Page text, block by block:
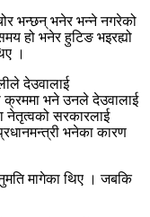
भन्छन् भनेर भन्ने नगरेको
हो भनेर हुटिङ भइरह्यो
।
देउवालाई
क्रममा भने उनले देउवालाई
नेतृत्वको सरकारलाई
भनेका कारण
मागेका थिए । जबकि